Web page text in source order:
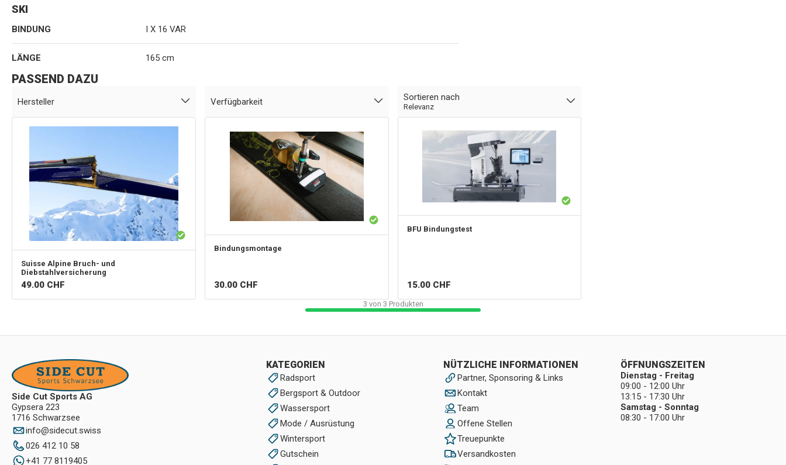
SKI
BINDUNG I X 16 VAR
LÄNGE 165 cm
PASSEND DAZU
Hersteller Verfügbarkeit Sortieren nach
Relevanz
Suisse Alpine Bruch- und
Diebstahlversicherung
49.00 CHF
Bindungsmontage
30.00 CHF
BFU Bindungstest
15.00 CHF
3 von 3 Produkten
Side Cut Sports AG
Gypsera 223
1716 Schwarzsee
info@sidecut.swiss
026 412 10 58
+41 77 8119405
KATEGORIEN
Radsport
Bergsport & Outdoor
Wassersport
Mode / Ausrüstung
Wintersport
Gutschein
NÜTZLICHE INFORMATIONEN
Partner, Sponsoring & Links
Kontakt
Team
Offene Stellen
Treuepunkte
Versandkosten
ÖFFNUNGSZEITEN
Dienstag - Freitag
09:00 - 12:00 Uhr
13:15 - 17:30 Uhr
Samstag - Sonntag
08:30 - 17:00 Uhr